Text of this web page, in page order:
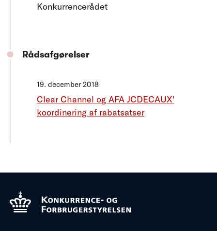
Konkurrencerådet
Rådsafgørelser
19. december 2018
Clear Channel og AFA JCDECAUX'
koordinering af rabatsatser